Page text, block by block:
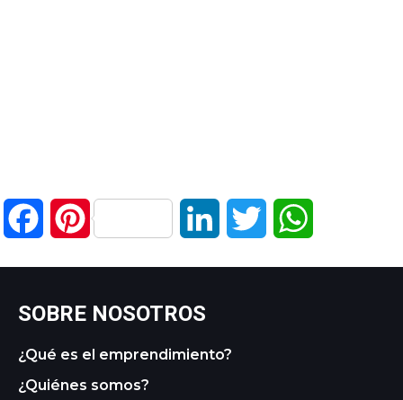
FacebookPinterest LinkedIn Twitter
SOBRE NOSOTROS
¿Qué es el emprendimiento?
¿Quiénes somos?